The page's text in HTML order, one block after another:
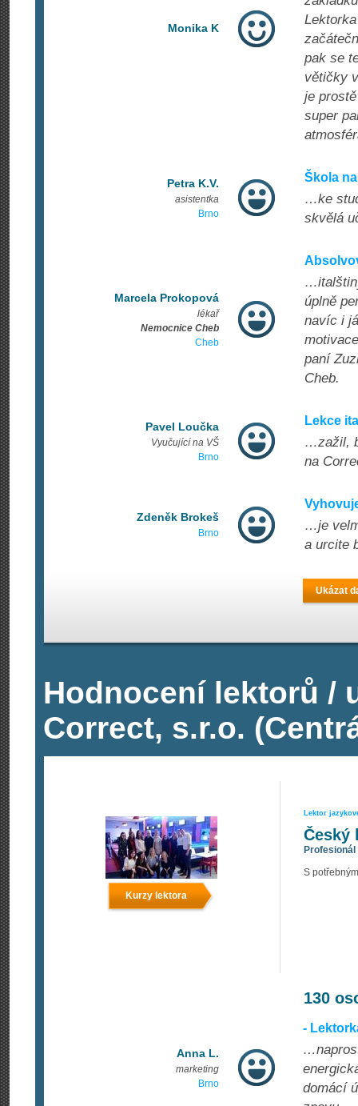
Monika K
pak se
větičky
je
super
Petra K.V.
asistentka
Brno
Škola
…ke
skvělá
Marcela Prokopová
lékař
Nemocnice Cheb
Cheb
úplně
navíc i
paní
Cheb.
Pavel Loučka
Vyučující na VŠ
Brno
Lekce
…zažil,
na
Zdeněk Brokeš
Brno
…je
a urcite
Ukázat
Hodnocení lektorů /
Correct, s.r.o.
Kurzy lektora
Lektor
Český
S
130
Anna L.
marketing
Brno
-
domácí